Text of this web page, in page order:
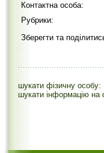
Контактна особа:
Рубрики:
Зберегти та
шукати фізичну особу:
шукати інформацію на